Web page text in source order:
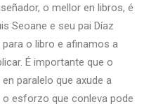
o mellor en libros, é
Seoane e seu pai Díaz
o libro e afinamos a
É importante que o
paralelo que axude a
esforzo que conleva pode